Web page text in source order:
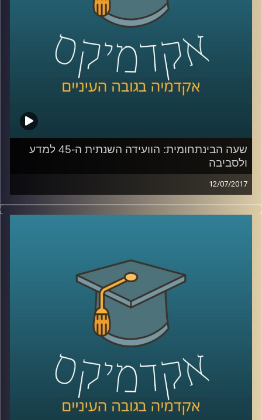
תפיסות האיומים השונות בקרב קבוצות פוליטיות
שונות באוכלוסיה ומסביר כיצד זכרון קולקטיבי
משפיע על התמודדות בשעות משבר
AudioVersity
שעה הבינתחומית: הוועידה השנתית ה-45 למדע
ולסביבה
12/07/2017
תכנית מיוחדת של "השעה הבינתחומית" – ציקי
AudioVersity